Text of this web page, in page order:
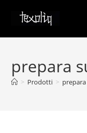
prepara
> Prodotti >